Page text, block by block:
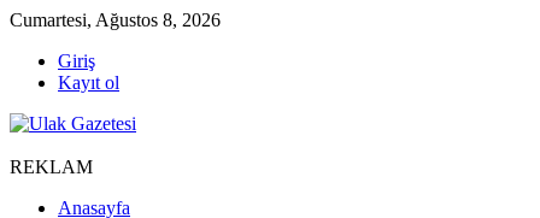
Cumartesi, Ağustos 8, 2026
Giriş
Kayıt ol
REKLAM
Anasayfa